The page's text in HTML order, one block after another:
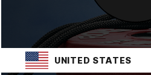
UNITED STATES